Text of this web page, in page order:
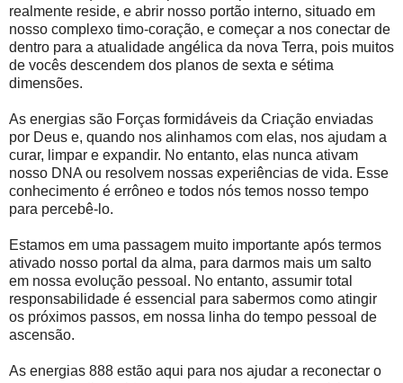
realmente reside, e abrir nosso portão interno, situado em
nosso complexo timo-coração, e começar a nos conectar de
dentro para a atualidade angélica da nova Terra, pois muitos
de vocês descendem dos planos de sexta e sétima
dimensões.
As energias são Forças formidáveis ​​da Criação enviadas
por Deus e, quando nos alinhamos com elas, nos ajudam a
curar, limpar e expandir. No entanto, elas nunca ativam
nosso DNA ou resolvem nossas experiências de vida. Esse
conhecimento é errôneo e todos nós temos nosso tempo
para percebê-lo.
Estamos em uma passagem muito importante após termos
ativado nosso portal da alma, para darmos mais um salto
em nossa evolução pessoal. No entanto, assumir total
responsabilidade é essencial para sabermos como atingir
os próximos passos, em nossa linha do tempo pessoal de
ascensão.
As energias 888 estão aqui para nos ajudar a reconectar o